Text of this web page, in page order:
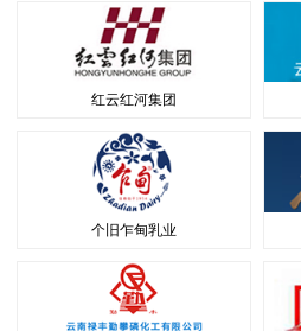
红云红河集团
个旧乍甸乳业